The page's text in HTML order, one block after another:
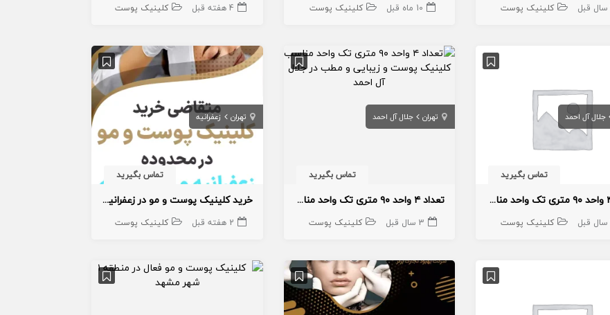
کلینیک پوست 10 ماه قبل کلینیک پوست 4 هفته قبل کلینیک پوست
جلال آل احمد
تماس بگیرید
تعداد ۴ واحد ۹۰ متری تک واحد مناسب کلینیک پوست و زیبایی و مطب
کلینیک پوست
تهران جلال آل احمد
تماس بگیرید
تعداد ۴ واحد ۹۰ متری تک واحد مناسب کلینیک پوست و زیبایی و مطب در جلال آل احمد
3 سال قبل کلینیک پوست
تهران زعفرانیه
تماس بگیرید
خرید کلینیک پوست و مو در زعفرانیه و محمودیه
2 هفته قبل کلینیک پوست